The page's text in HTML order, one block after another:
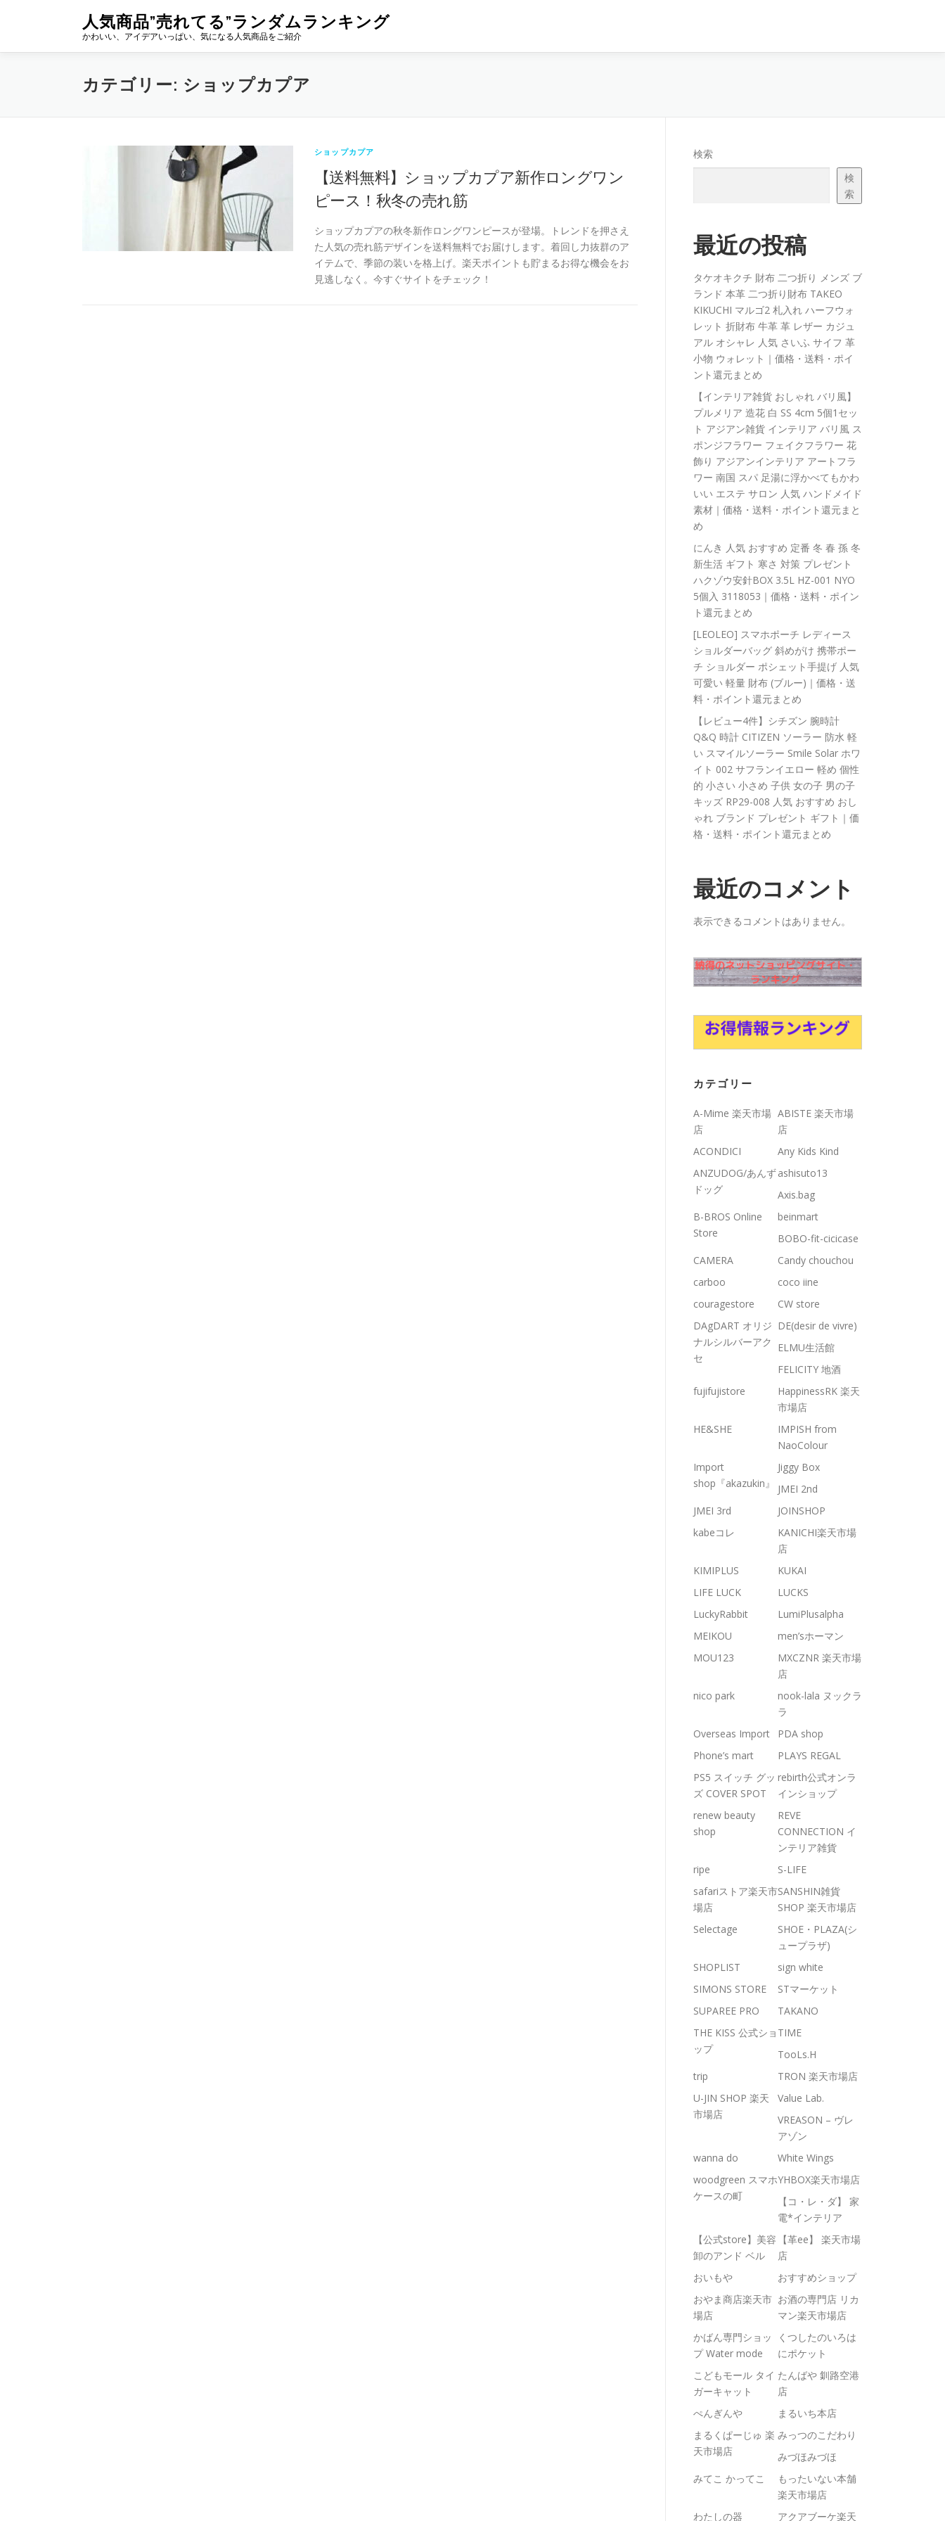
ン
人気商品”売れてる”ランダムランキング
かわいい、アイデアいっぱい、気になる人気商品をご紹介
カテゴリー: ショップカプア
ショップカプア
【送料無料】ショップカプア新作ロングワン
ピース！秋冬の売れ筋
ショップカプアの秋冬新作ロングワンピースが登場。トレンドを押さえ
た人気の売れ筋デザインを送料無料でお届けします。着回し力抜群のア
イテムで、季節の装いを格上げ。楽天ポイントも貯まるお得な機会をお
見逃しなく。今すぐサイトをチェック！
検索
検
索
最近の投稿
タケオキクチ 財布 二つ折り メンズ ブ
ランド 本革 二つ折り財布 TAKEO
KIKUCHI マルゴ2 札入れ ハーフウォ
レット 折財布 牛革 革 レザー カジュ
アル オシャレ 人気 さいふ サイフ 革
小物 ウォレット｜価格・送料・ポイ
ント還元まとめ
【インテリア雑貨 おしゃれ バリ風】
プルメリア 造花 白 SS 4cm 5個1セッ
ト アジアン雑貨 インテリア バリ風 ス
ポンジフラワー フェイクフラワー 花
飾り アジアンインテリア アートフラ
ワー 南国 スパ 足湯に浮かべてもかわ
いい エステ サロン 人気 ハンドメイド
素材｜価格・送料・ポイント還元まと
め
にんき 人気 おすすめ 定番 冬 春 孫 冬
新生活 ギフト 寒さ 対策 プレゼント
ハクゾウ安針BOX 3.5L HZ-001 NYO
5個入 3118053｜価格・送料・ポイン
ト還元まとめ
[LEOLEO] スマホポーチ レディース
ショルダーバッグ 斜めがけ 携帯ポー
チ ショルダー ポシェット手提げ 人気
可愛い 軽量 財布 (ブルー)｜価格・送
料・ポイント還元まとめ
【レビュー4件】シチズン 腕時計
Q&Q 時計 CITIZEN ソーラー 防水 軽
い スマイルソーラー Smile Solar ホワ
イト 002 サフランイエロー 軽め 個性
的 小さい 小さめ 子供 女の子 男の子
キッズ RP29-008 人気 おすすめ おし
ゃれ ブランド プレゼント ギフト｜価
格・送料・ポイント還元まとめ
最近のコメント
表示できるコメントはありません。
カテゴリー
A-Mime 楽天市場
店
ABISTE 楽天市場
店
ACONDICI
Any Kids Kind
ANZUDOG/あんず
ドッグ
ashisuto13
Axis.bag
B-BROS Online
Store
beinmart
BOBO-fit-cicicase
CAMERA
Candy chouchou
carboo
coco iine
couragestore
CW store
DAgDART オリジ
ナルシルバーアク
セ
DE(desir de vivre)
ELMU生活館
FELICITY 地酒
fujifujistore
HappinessRK 楽天
市場店
HE&SHE
IMPISH from
NaoColour
Import
shop『akazukin』
Jiggy Box
JMEI 2nd
JMEI 3rd
JOINSHOP
kabeコレ
KANICHI楽天市場
店
KIMIPLUS
KUKAI
LIFE LUCK
LUCKS
LuckyRabbit
LumiPlusalpha
MEIKOU
men’sホーマン
MOU123
MXCZNR 楽天市場
店
nico park
nook-lala ヌックラ
ラ
Overseas Import
PDA shop
Phone’s mart
PLAYS REGAL
PS5 スイッチ グッ
ズ COVER SPOT
rebirth公式オンラ
インショップ
renew beauty
shop
REVE
CONNECTION イ
ンテリア雑貨
ripe
S-LIFE
safariストア楽天市
場店
SANSHIN雑貨
SHOP 楽天市場店
Selectage
SHOE・PLAZA(シ
ュープラザ)
SHOPLIST
sign white
SIMONS STORE
STマーケット
SUPAREE PRO
TAKANO
THE KISS 公式ショ
ップ
TIME
TooLs.H
trip
TRON 楽天市場店
U-JIN SHOP 楽天
市場店
Value Lab.
VREASON – ヴレ
アゾン
wanna do
White Wings
woodgreen スマホ
ケースの町
YHBOX楽天市場店
【コ・レ・ダ】 家
電*インテリア
【公式store】美容
卸のアンド ベル
【革ee】 楽天市場
店
おいもや
おすすめショップ
おやま商店楽天市
場店
お酒の専門店 リカ
マン楽天市場店
かばん専門ショッ
プ Water mode
くつしたのいろは
にポケット
こどもモール タイ
ガーキャット
たんばや 釧路空港
店
ぺんぎんや
まるいち本店
まるくぱーじゅ 楽
天市場店
みっつのこだわり
みづほみづほ
みてこ かってこ
もったいない本舗
楽天市場店
わたしの器
アクアブーケ楽天